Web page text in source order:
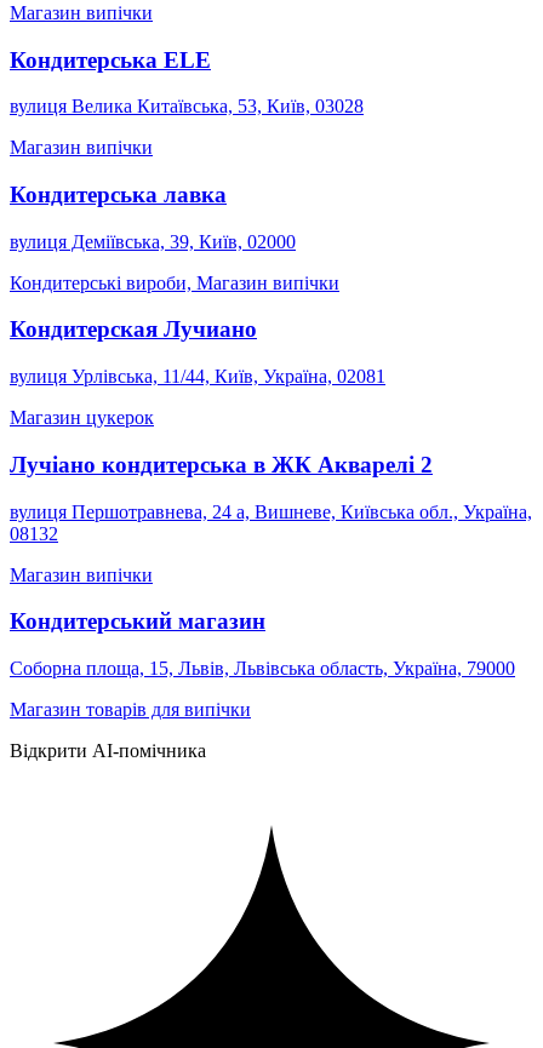
Магазин випічки
Кондитерська ELE
вулиця Велика Китаївська, 53, Київ, 03028
Магазин випічки
Кондитерська лавка
вулиця Деміївська, 39, Київ, 02000
Кондитерські вироби, Магазин випічки
Кондитерская Лучиано
вулиця Урлівська, 11/44, Київ, Україна, 02081
Магазин цукерок
Лучіано кондитерська в ЖК Акварелі 2
вулиця Першотравнева, 24 а, Вишневе, Київська обл., Україна,
08132
Магазин випічки
Кондитерський магазин
Соборна площа, 15, Львів, Львівська область, Україна, 79000
Магазин товарів для випічки
Відкрити AI-помічника